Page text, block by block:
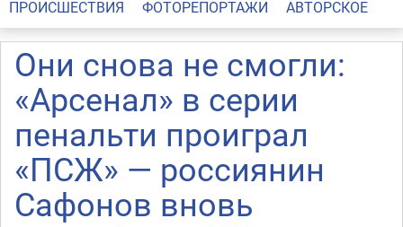
ПРОИСШЕСТВИЯ
ФОТОРЕПОРТАЖИ АВТОРСКОЕ
Они снова не смогли:
«Арсенал» в серии
пенальти проиграл
«ПСЖ» — россиянин
Сафонов вновь